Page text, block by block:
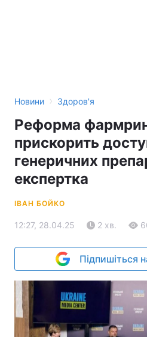
Новини › Здоров'я
Реформа
прискорить
генеричних
експертка
ІВАН БОЙКО
12:27, 28.04.25 2 хв.
Підпишіться